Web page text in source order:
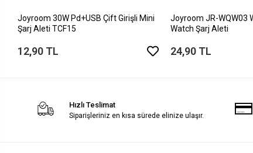
Joyroom 30W Pd+USB Çift Girişli Mini
Şarj Aleti TCF15
12,90 TL
Joyroom JR-WQW03
Watch Şarj Aleti
24,90 TL
Hızlı Teslimat
Siparişleriniz en kısa sürede elinize ulaşır.